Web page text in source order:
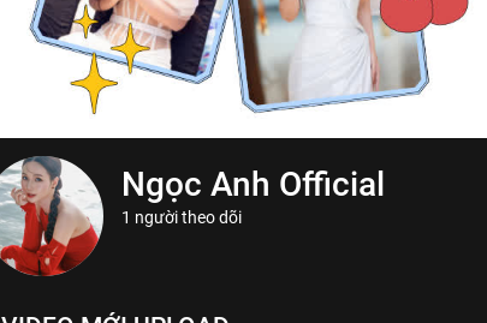
Ngọc Anh Official
1 người theo dõi